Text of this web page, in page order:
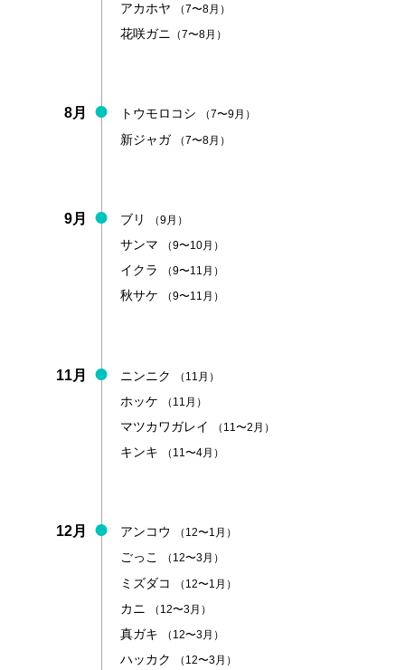
アカホヤ （7〜8月）
花咲ガニ （7〜8月）
8月 トウモロコシ （7〜9月）
新ジャガ （7〜8月）
9月 ブリ （9月）
サンマ （9〜10月）
イクラ （9〜11月）
秋サケ （9〜11月）
11月 ニンニク （11月）
ホッケ （11月）
マツカワガレイ （11〜2月）
キンキ （11〜4月）
12月 アンコウ （12〜1月）
ごっこ （12〜3月）
ミズダコ （12〜1月）
カニ （12〜3月）
真ガキ （12〜3月）
ハッカク （12〜3月）